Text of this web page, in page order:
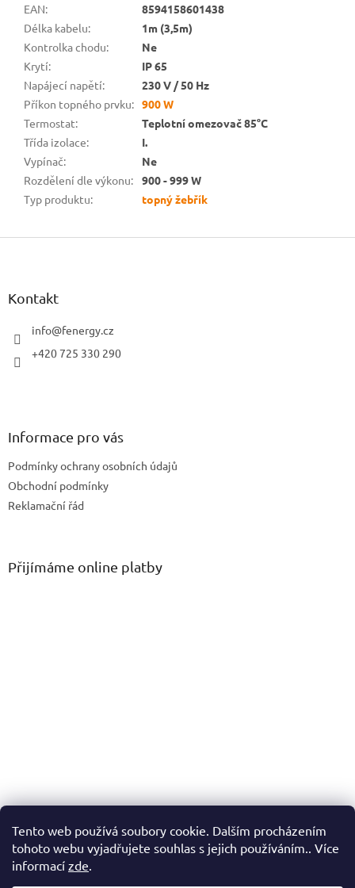
Tento web používá soubory cookie. Dalším procházením
tohoto webu vyjadřujete souhlas s jejich používáním.. Více
informací zde.
EAN:
8594158601438
Délka kabelu:
1m (3,5m)
Kontrolka chodu:
Ne
Krytí:
IP 65
Napájecí napětí:
230 V / 50 Hz
Příkon topného prvku: 900 W
Termostat:
Teplotní omezovač 85°C
Třída izolace:
I.
Vypínač:
Ne
Rozdělení dle výkonu:
900 - 999 W
Typ produktu: topný žebřík
Z
Kontakt
info@fenergy.cz
+420 725 330 290
Informace pro vás
Podmínky ochrany osobních údajů
Obchodní podmínky
Reklamační řád
Přijímáme online platby